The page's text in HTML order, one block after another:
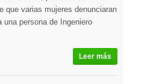
que varias mujeres denunciaran
una persona de Ingeniero
Leer más